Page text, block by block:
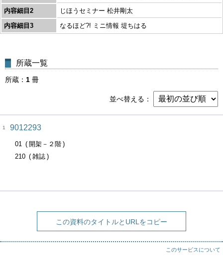
内容細目2
じほうセミナー 松井剛太
内容細目3
なるほど?! ミニ情報 堤ちはる
所蔵一覧
所蔵 1 冊
並べ替える
1 9012293
01
開架－２階
210
雑誌
この資料のタイトルとURLをコピー
このサービスについて